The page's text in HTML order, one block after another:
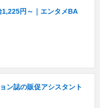
円～｜エンタメBA
ン誌の販促アシスタント